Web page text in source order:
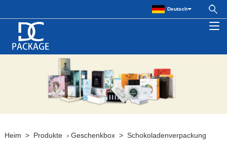
Deutsch
Heim > Produkte > Geschenkbox > Schokoladenverpackung